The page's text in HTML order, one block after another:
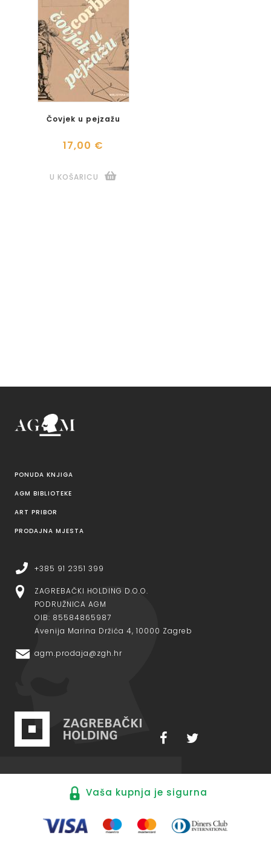
Čovjek u pejzažu
17,00 €
U KOŠARICU
PONUDA KNJIGA
AGM BIBLIOTEKE
ART PRIBOR
PRODAJNA MJESTA
+385 91 2351 399
ZAGREBAČKI HOLDING D.O.O.
PODRUŽNICA AGM
OIB: 85584865987
Avenija Marina Držića 4, 10000 Zagreb
agm.prodaja@zgh.hr
Vaša kupnja je sigurna